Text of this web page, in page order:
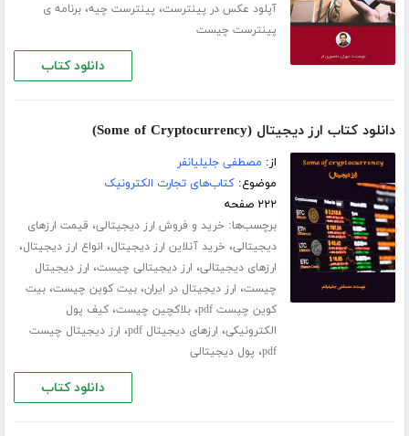
آپلود عکس در پینترست، پینترست چیه،برنامه ی
پینترست چیست
دانلود کتاب
دانلود کتاب ارز دیجیتال (Some of Cryptocurrency)
از: مصطفی جلیلیانفر
موضوع:کتاب‌های تجارت الکترونیک
۲۲۲ صفحه
برچسب‌ها: خرید و فروش ارز دیجیتالی، قیمت ارزهای
دیجیتالی، خرید آنلاین ارز دیجیتال، انواع ارز دیجیتال،
ارزهای دیجیتالی، ارز دیجیتالی چیست، ارز دیجیتال
چیست، ارز دیجیتال در ایران،بیت کوین چیست،بیت
کوین چیست pdf
،بلاکچین چیست،کیف پول
الکترونیکی، ارزهای دیجیتال pdf ، ارز دیجیتال چیست
pdf، پول دیجیتالی
دانلود کتاب